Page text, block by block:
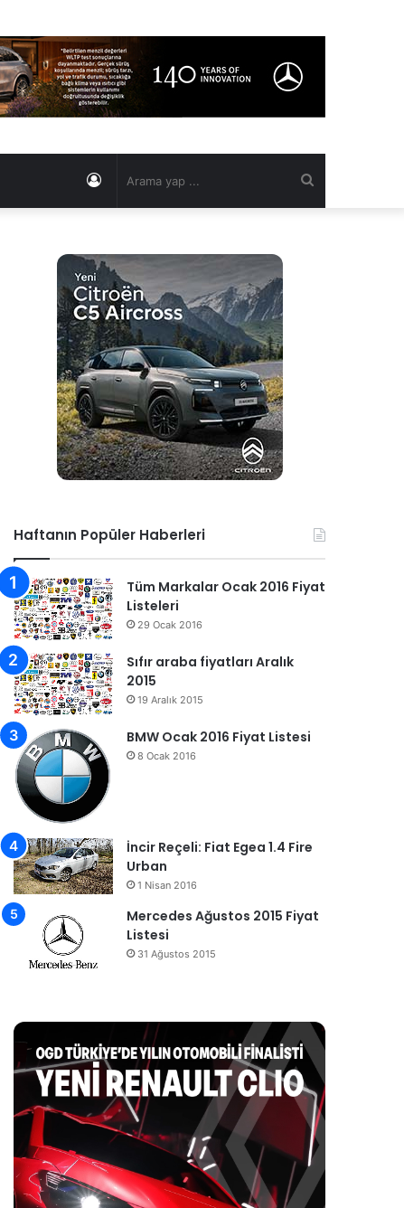
Kayıt
Haftanın Popüler Haberleri
Tüm Markalar Ocak 2016 Fiyat
Listeleri
29 Ocak 2016
Sıfır araba fiyatları Aralık
2015
19 Aralık 2015
BMW Ocak 2016 Fiyat Listesi
8 Ocak 2016
İncir Reçeli: Fiat Egea 1.4 Fire
Urban
1 Nisan 2016
Mercedes Ağustos 2015 Fiyat
Listesi
31 Ağustos 2015